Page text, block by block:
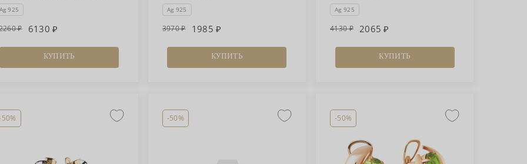
925
6130
КУПИТЬ
Ag 925
3970 1985
КУПИТЬ
Ag 925
4130 2065
КУПИТЬ
-50% -50%